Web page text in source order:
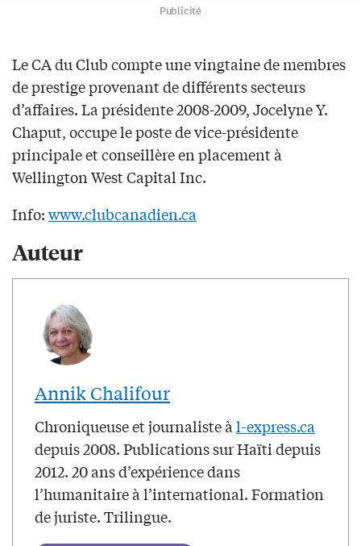
Publicité
Le CA du Club compte une vingtaine de membres
de prestige provenant de différents secteurs
d’affaires. La présidente 2008-2009, Jocelyne Y.
Chaput, occupe le poste de vice-présidente
principale et conseillère en placement à
Wellington West Capital Inc.
Info:www.clubcanadien.ca
Auteur
Annik Chalifour
Chroniqueuse et journaliste àl-express.ca
depuis 2008. Publications sur Haïti depuis
2012. 20 ans d’expérience dans
l’humanitaire à l’international. Formation
de juriste. Trilingue.